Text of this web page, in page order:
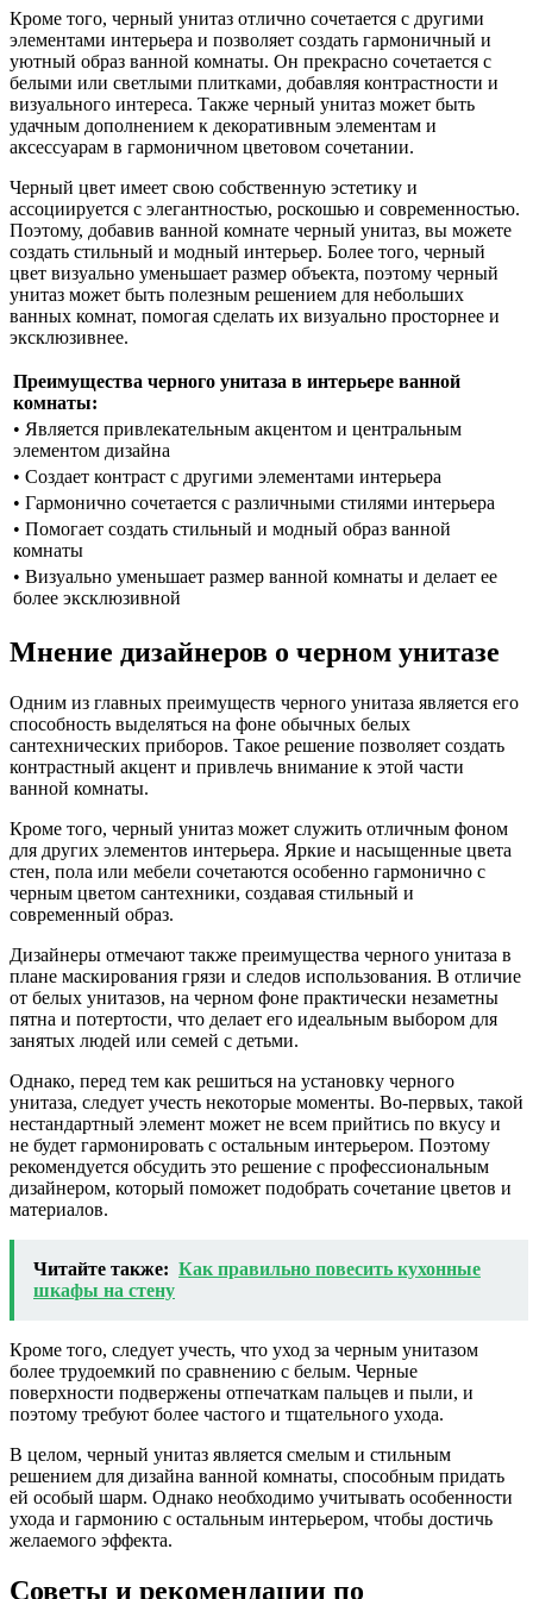
Кроме того, черный унитаз отлично сочетается с другими
элементами интерьера и позволяет создать гармоничный и
уютный образ ванной комнаты. Он прекрасно сочетается с
белыми или светлыми плитками, добавляя контрастности и
визуального интереса. Также черный унитаз может быть
удачным дополнением к декоративным элементам и
аксессуарам в гармоничном цветовом сочетании.
Черный цвет имеет свою собственную эстетику и
ассоциируется с элегантностью, роскошью и современностью.
Поэтому, добавив ванной комнате черный унитаз, вы можете
создать стильный и модный интерьер. Более того, черный
цвет визуально уменьшает размер объекта, поэтому черный
унитаз может быть полезным решением для небольших
ванных комнат, помогая сделать их визуально просторнее и
эксклюзивнее.
Преимущества черного унитаза в интерьере ванной
комнаты:
• Является привлекательным акцентом и центральным
элементом дизайна
• Создает контраст с другими элементами интерьера
• Гармонично сочетается с различными стилями интерьера
• Помогает создать стильный и модный образ ванной
комнаты
• Визуально уменьшает размер ванной комнаты и делает ее
более эксклюзивной
Мнение дизайнеров о черном унитазе
Одним из главных преимуществ черного унитаза является его
способность выделяться на фоне обычных белых
сантехнических приборов. Такое решение позволяет создать
контрастный акцент и привлечь внимание к этой части
ванной комнаты.
Кроме того, черный унитаз может служить отличным фоном
для других элементов интерьера. Яркие и насыщенные цвета
стен, пола или мебели сочетаются особенно гармонично с
черным цветом сантехники, создавая стильный и
современный образ.
Дизайнеры отмечают также преимущества черного унитаза в
плане маскирования грязи и следов использования. В отличие
от белых унитазов, на черном фоне практически незаметны
пятна и потертости, что делает его идеальным выбором для
занятых людей или семей с детьми.
Однако, перед тем как решиться на установку черного
унитаза, следует учесть некоторые моменты. Во-первых, такой
нестандартный элемент может не всем прийтись по вкусу и
не будет гармонировать с остальным интерьером. Поэтому
рекомендуется обсудить это решение с профессиональным
дизайнером, который поможет подобрать сочетание цветов и
материалов.
Читайте также: Как правильно повесить кухонные
шкафы на стену
Кроме того, следует учесть, что уход за черным унитазом
более трудоемкий по сравнению с белым. Черные
поверхности подвержены отпечаткам пальцев и пыли, и
поэтому требуют более частого и тщательного ухода.
В целом, черный унитаз является смелым и стильным
решением для дизайна ванной комнаты, способным придать
ей особый шарм. Однако необходимо учитывать особенности
ухода и гармонию с остальным интерьером, чтобы достичь
желаемого эффекта.
Советы и рекомендации по